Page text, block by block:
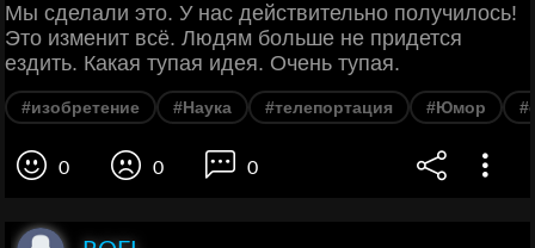
Мы сделали это. У нас действительно получилось!
Это изменит всё. Людям больше не придется
ездить. Какая тупая идея. Очень тупая.
#изобретение #Наука #телепортация #Юмор
0 0 0